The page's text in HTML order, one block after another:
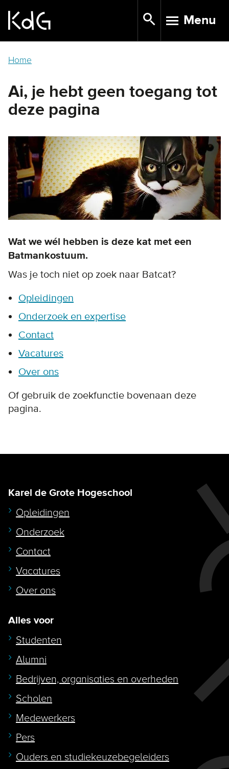
main
TOGGLE
Menu
Home
Ai, je hebt geen toegang tot
deze pagina
Wat we wél hebben is deze kat met een
Batmankostuum.
Was je toch niet op zoek naar Batcat?
Opleidingen
Onderzoek en expertise
Contact
Vacatures
Over ons
Of gebruik de zoekfunctie bovenaan deze
pagina.
Karel de Grote Hogeschool
Opleidingen
Onderzoek
Contact
Vacatures
Over ons
Alles voor
Studenten
Alumni
Bedrijven, organisaties en overheden
Scholen
Medewerkers
Pers
Ouders en studiekeuzebegeleiders